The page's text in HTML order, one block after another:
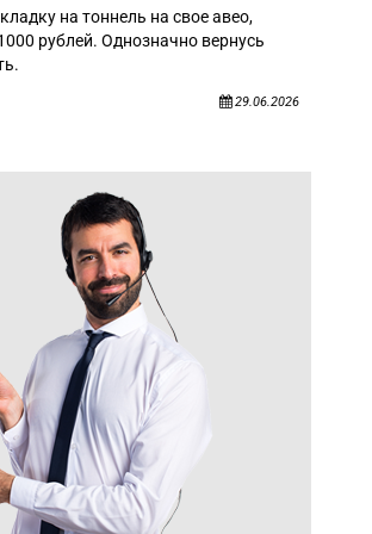
на тоннель на свое авео,
рублей. Однозначно вернусь
29.06.2026